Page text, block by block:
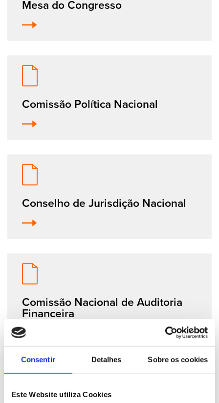
Consentir Detalhes Sobre os cookies
Este Website utiliza Cookies
Mesa do Congresso
Comissão Política Nacional
Conselho de Jurisdição Nacional
Comissão Nacional de Auditoria
Financeira